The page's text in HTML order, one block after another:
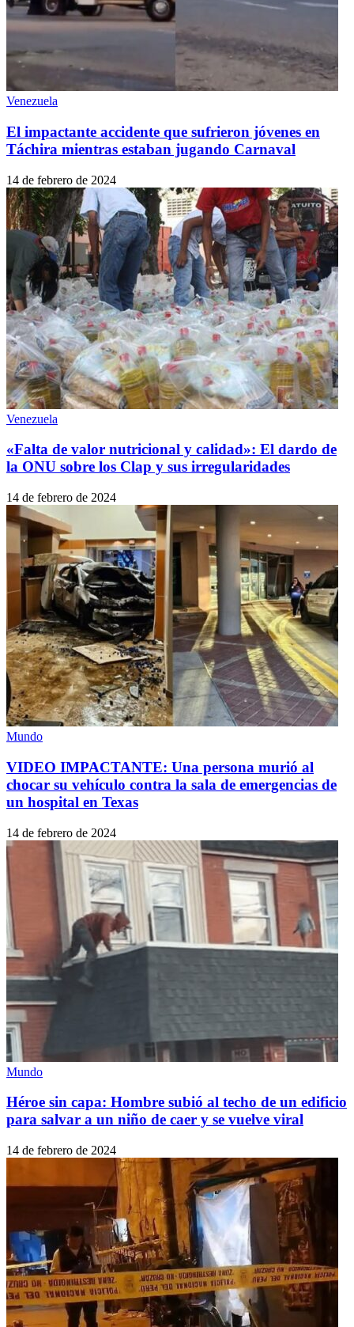
Venezuela
El impactante accidente que sufrieron jóvenes en
Táchira mientras estaban jugando Carnaval
14 de febrero de 2024
Venezuela
«Falta de valor nutricional y calidad»: El dardo de
la ONU sobre los Clap y sus irregularidades
14 de febrero de 2024
Mundo
VIDEO IMPACTANTE: Una persona murió al
chocar su vehículo contra la sala de emergencias de
un hospital en Texas
14 de febrero de 2024
Mundo
Héroe sin capa: Hombre subió al techo de un edificio
para salvar a un niño de caer y se vuelve viral
14 de febrero de 2024